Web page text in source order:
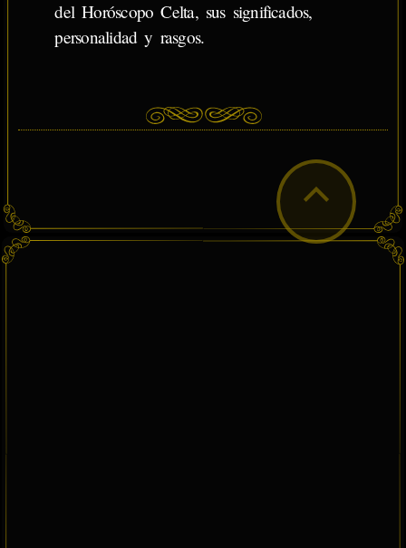
del Horóscopo Celta, sus significados,
personalidad y rasgos.